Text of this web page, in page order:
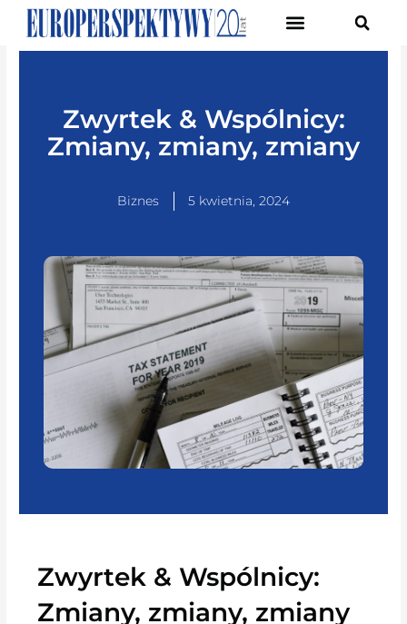
Zwyrtek & Wspólnicy:
Zmiany, zmiany, zmiany
Biznes 5 kwietnia, 2024
Zwyrtek & Wspólnicy:
Zmiany, zmiany, zmiany